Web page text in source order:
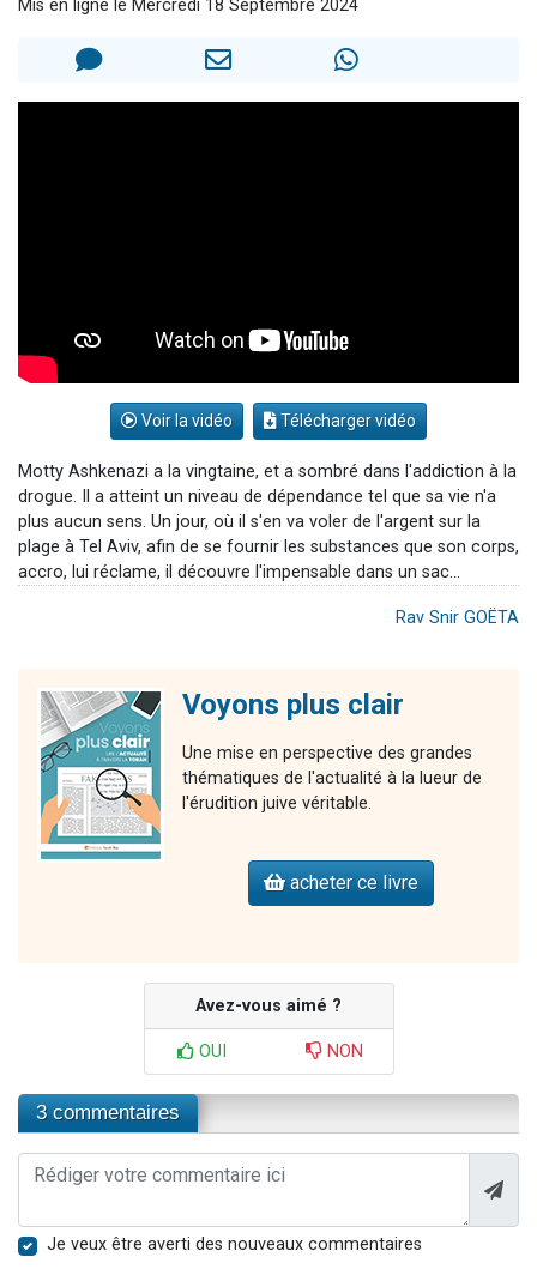
Il reste 49 places pour étudier en groupe sur Zoom
12 nouvelles musiques dans Torah-Box Music
Mis en ligne le Mercredi 18 Septembre 2024
Voir la vidéo Télécharger vidéo
Motty Ashkenazi a la vingtaine, et a sombré dans l'addiction à la
drogue. Il a atteint un niveau de dépendance tel que sa vie n'a
plus aucun sens. Un jour, où il s'en va voler de l'argent sur la
plage à Tel Aviv, afin de se fournir les substances que son corps,
accro, lui réclame, il découvre l'impensable dans un sac...
Rav Snir GOËTA
Voyons plus clair
Une mise en perspective des grandes
thématiques de l'actualité à la lueur de
l'érudition juive véritable.
acheter ce livre
Avez-vous aimé ?
OUI NON
3 commentaires
Je veux être averti des nouveaux commentaires